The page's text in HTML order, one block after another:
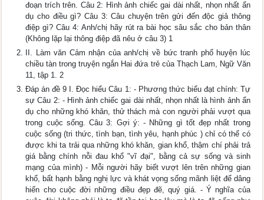
đoạn trích trên. Câu 2: Hình ảnh chiếc gai dài nhất, nhọn nhất ẩn
dụ cho điều gì? Câu 3: Câu chuyện trên gửi đến độc giả thông
điệp gì? Câu 4: Anh/chị hãy rút ra bài học sâu sắc cho bản thân
(Không lặp lại thông điệp đã nêu ở câu 3) 1
II. Làm văn Cảm nhận của anh/chị về bức tranh phố huyện lúc
chiều tàn trong truyện ngắn Hai đứa trẻ của Thạch Lam, Ngữ Văn
11, tập 1. 2
Đáp án đề 9 I. Đọc hiểu Câu 1: - Phương thức biểu đạt chính: Tự
sự Câu 2: - Hình ảnh chiếc gai dài nhất, nhọn nhất là hình ảnh ẩn
dụ cho những khó khăn, thử thách mà con người phải vượt qua
trong cuộc sống. Câu 3: Gợi ý: - Những gì tốt đẹp nhất trong
cuộc sống (tri thức, tình bạn, tình yêu, hạnh phúc ) chỉ có thể có
được khi ta trải qua những khó khăn, gian khổ, thậm chí phải trả
giá bằng chính nỗi đau khổ "vĩ đại", bằng cả sự sống và sinh
mạng của mình) - Mỗi người hãy biết vượt lên trên những gian
khổ, bất hạnh bằng nghị lực và khát vọng sống mãnh liệt để dâng
hiến cho cuộc đời những điều đẹp đẽ, quý giá. - Ý nghĩa của